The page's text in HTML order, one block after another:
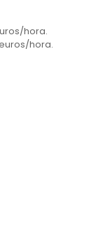
hora.
hora.